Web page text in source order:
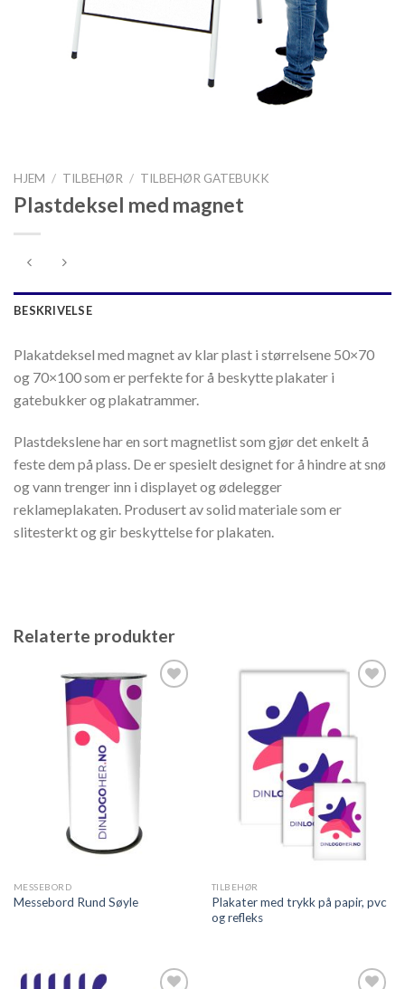
HJEM / TILBEHØR / TILBEHØR GATEBUKK
Plastdeksel med magnet
BESKRIVELSE
Plakatdeksel med magnet av klar plast i størrelsene 50×70
og 70×100 som er perfekte for å beskytte plakater i
gatebukker og plakatrammer.
Plastdekslene har en sort magnetlist som gjør det enkelt å
feste dem på plass. De er spesielt designet for å hindre at snø
og vann trenger inn i displayet og ødelegger
reklameplakaten. Produsert av solid materiale som er
slitesterkt og gir beskyttelse for plakaten.
Relaterte produkter
MESSEBORD
Messebord Rund Søyle
Legg til
TILBEHØR
Plakater med trykk på papir, pvc
og refleks